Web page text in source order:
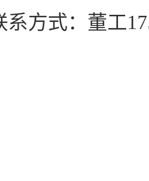
系方式：董工